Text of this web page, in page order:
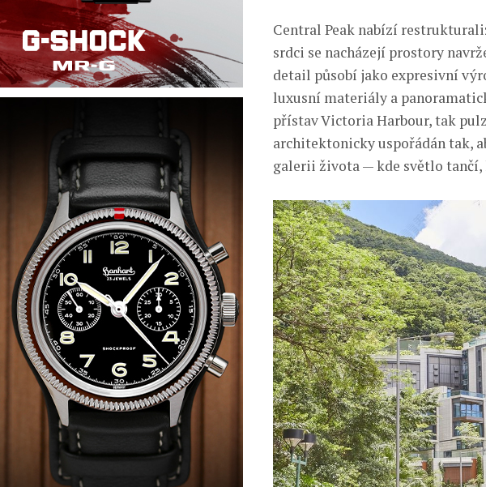
Central Peak nabízí
srdci se nacházejí prostory
detail působí jako expresivní
luxusní materiály a
přístav Victoria Harbour, tak
architektonicky uspořádán tak,
galerii života — kde světlo tančí,